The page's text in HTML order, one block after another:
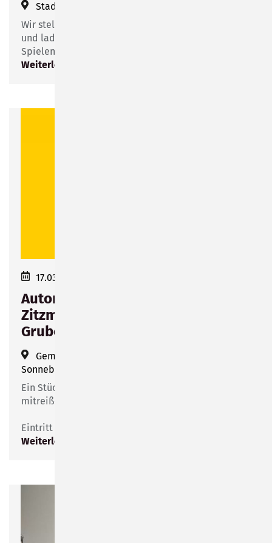
Stadtbibliothek Sonneberg
Wir stellen die neuesten Gesellschaftsspiele vor
und laden recht herzlich zum gemeinsamen
Spielenachmittag ein.
Weiterlesen
17.03.2023 19:00–21:00
Autorenlesung mit Yvonne
Zitzmann: Die Füchse haben
Gruben, die Vögel haben Nester
Gemeinde Hönbach
Sonneberg
Ein Stück Hönbacher Geschichte verwoben in einem
mitreißenden Familien- und Gesellschaftsroman
Eintritt frei.
Weiterlesen